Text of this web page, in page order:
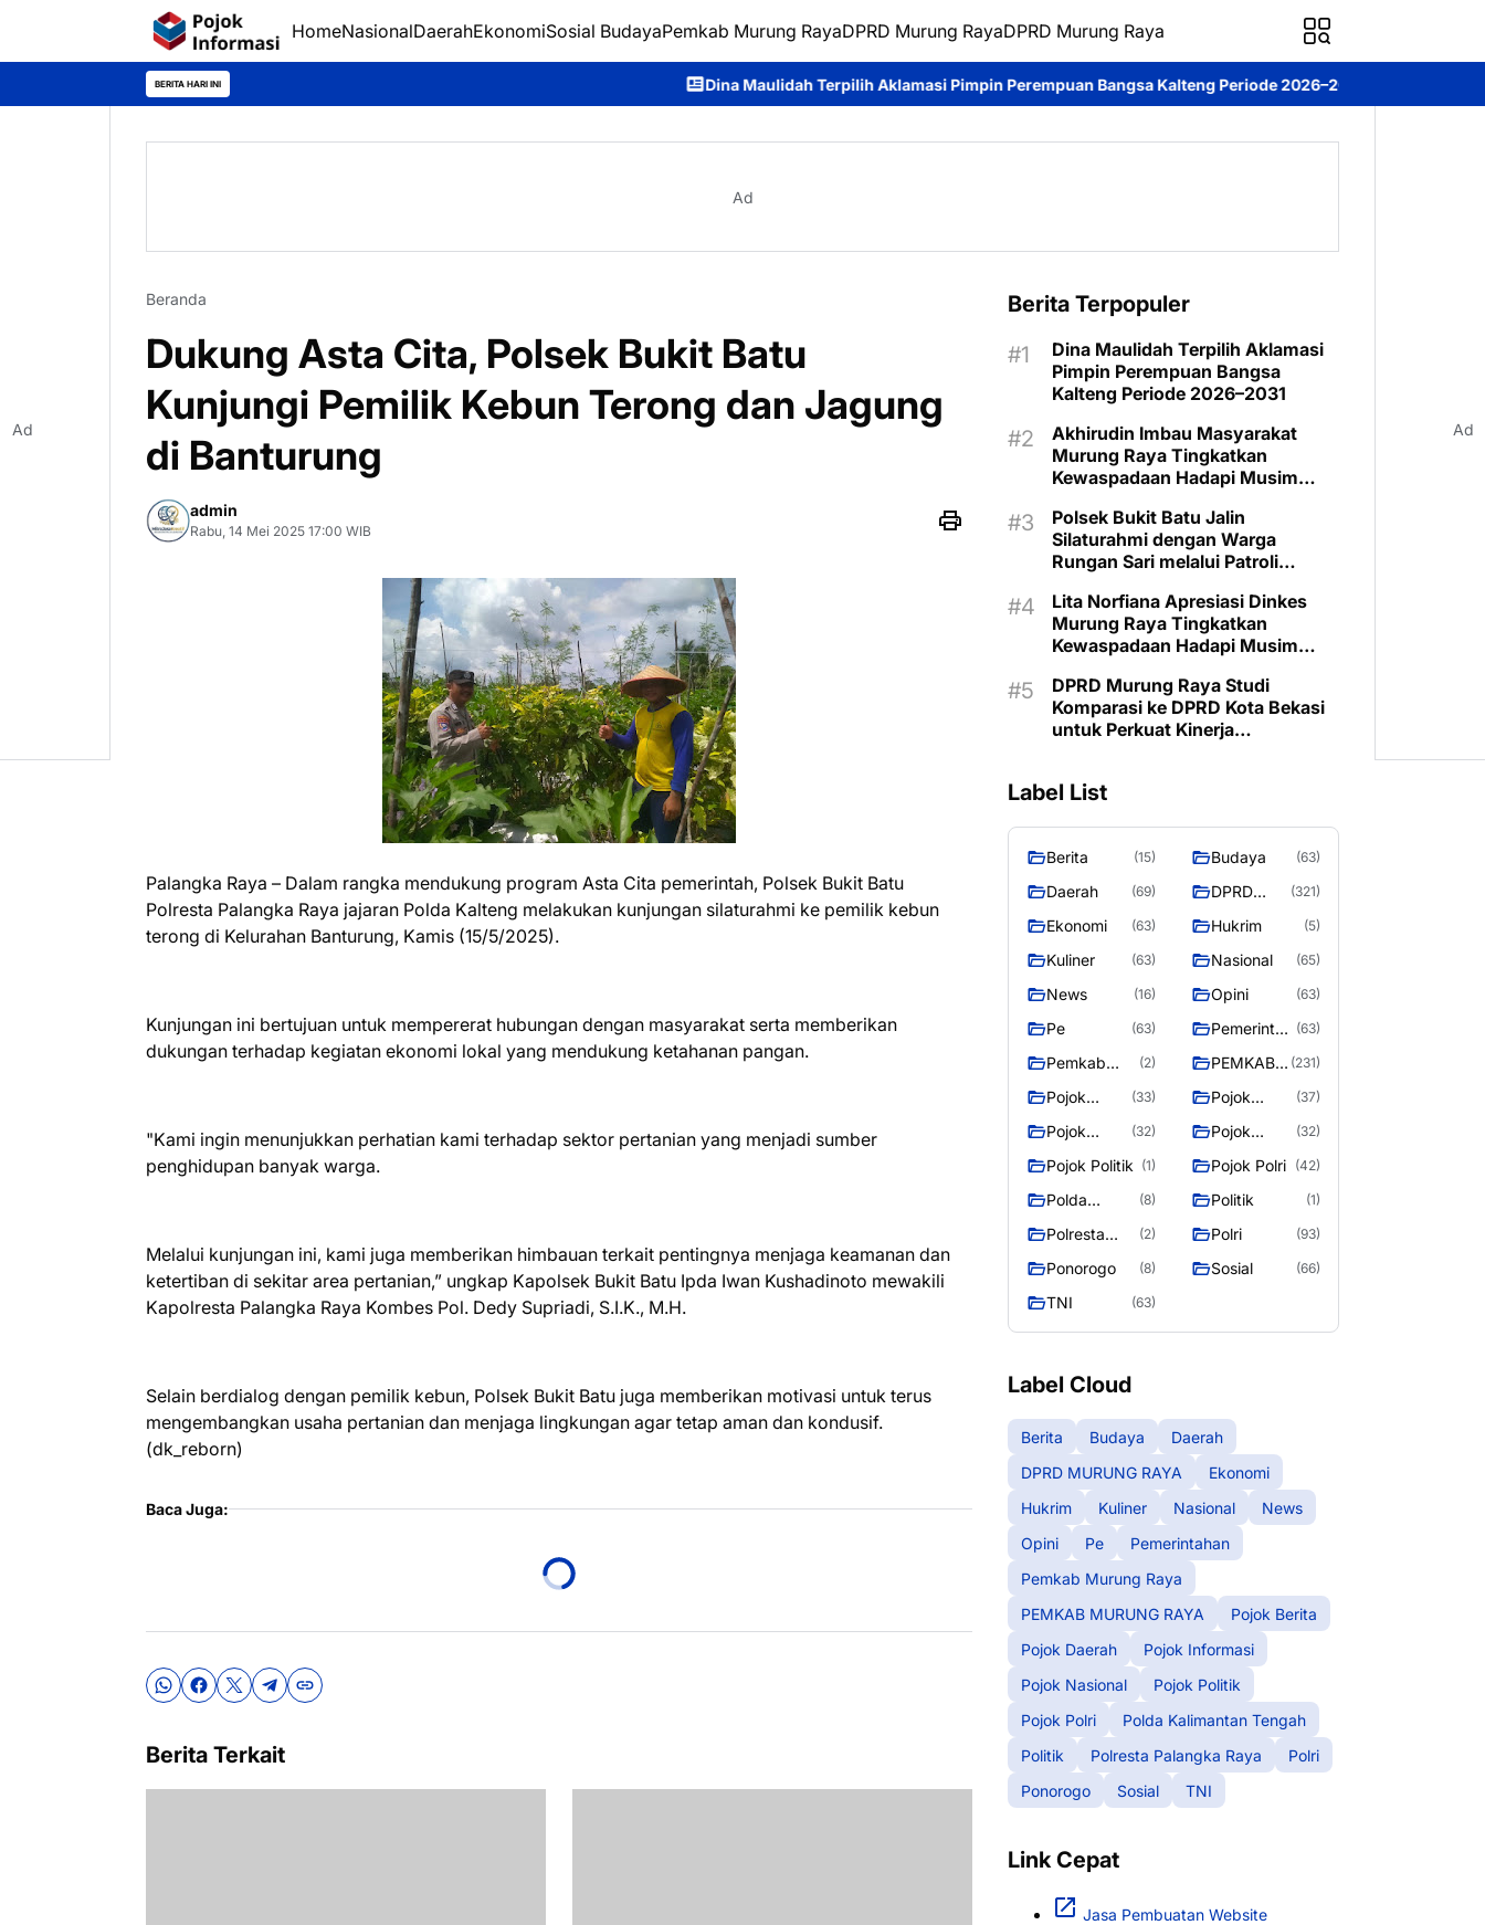
HomeNasionalDaerahEkonomiSosial BudayaPemkab Murung RayaDPRD Murung RayaDPRD Murung Raya
BERITA HARI INI Dina Maulidah Terpilih Aklamasi Pimpin Perempuan Bangsa Kalteng Periode 2026–2031 DPRD Murung Raya Studi
Ad
Beranda
Dukung Asta Cita, Polsek Bukit Batu
Kunjungi Pemilik Kebun Terong dan Jagung
di Banturung
admin
Rabu, 14 Mei 2025 17:00 WIB
Palangka Raya – Dalam rangka mendukung program Asta Cita pemerintah, Polsek Bukit Batu
Polresta Palangka Raya jajaran Polda Kalteng melakukan kunjungan silaturahmi ke pemilik kebun
terong di Kelurahan Banturung, Kamis (15/5/2025).
Kunjungan ini bertujuan untuk mempererat hubungan dengan masyarakat serta memberikan
dukungan terhadap kegiatan ekonomi lokal yang mendukung ketahanan pangan.
"Kami ingin menunjukkan perhatian kami terhadap sektor pertanian yang menjadi sumber
penghidupan banyak warga.
Melalui kunjungan ini, kami juga memberikan himbauan terkait pentingnya menjaga keamanan dan
ketertiban di sekitar area pertanian,” ungkap Kapolsek Bukit Batu Ipda Iwan Kushadinoto mewakili
Kapolresta Palangka Raya Kombes Pol. Dedy Supriadi, S.I.K., M.H.
Selain berdialog dengan pemilik kebun, Polsek Bukit Batu juga memberikan motivasi untuk terus
mengembangkan usaha pertanian dan menjaga lingkungan agar tetap aman dan kondusif.
(dk_reborn)
Baca Juga:
Berita Terkait
Berita Terpopuler
Dina Maulidah Terpilih Aklamasi
Pimpin Perempuan Bangsa
Kalteng Periode 2026–2031
Akhirudin Imbau Masyarakat
Murung Raya Tingkatkan
Kewaspadaan Hadapi Musim
Polsek Bukit Batu Jalin
Silaturahmi dengan Warga
Rungan Sari melalui Patroli
Lita Norfiana Apresiasi Dinkes
Murung Raya Tingkatkan
Kewaspadaan Hadapi Musim
DPRD Murung Raya Studi
Komparasi ke DPRD Kota Bekasi
untuk Perkuat Kinerja
Label List
Berita (15) Budaya (63)
Daerah (69)
DPRD
RAYA
(321)
Ekonomi (63) Hukrim (5)
Kuliner (63) Nasional (65)
News (16) Opini (63)
Pe (63)
Pemerintah (63)
Pemkab
Raya
(2)
PEMKAB
RAYA
(231)
Pojok
(33)
Pojok
(37)
Pojok
(32)
Pojok
(32)
Pojok Politik (1) Pojok Polri (42)
Polda
Tengah
(8) Politik (1)
Polresta
Raya
(2) Polri (93)
Ponorogo (8) Sosial (66)
TNI (63)
Label Cloud
Berita Budaya
Daerah
DPRD MURUNG RAYA
Ekonomi
Hukrim
Kuliner Nasional
News
Opini
Pe
Pemerintahan
Pemkab Murung Raya
PEMKAB MURUNG RAYA
Pojok Berita
Pojok Daerah
Pojok Informasi
Pojok Nasional
Pojok Politik
Pojok Polri
Polda Kalimantan Tengah
Politik
Polresta Palangka Raya
Polri
Ponorogo
Sosial TNI
Link Cepat
Jasa Pembuatan Website
Ad Ad